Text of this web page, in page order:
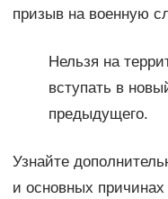
призыв на военную
Нельзя на
вступать в
предыдущего.
Узнайте
и основных